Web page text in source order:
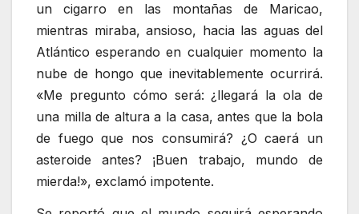
un cigarro en las montañas de Maricao,
mientras miraba, ansioso, hacia las aguas del
Atlántico esperando en cualquier momento la
nube de hongo que inevitablemente ocurrirá.
«Me pregunto cómo será: ¿llegará la ola de
una milla de altura a la casa, antes que la bola
de fuego que nos consumirá? ¿O caerá un
asteroide antes? ¡Buen trabajo, mundo de
mierda!», exclamó impotente.